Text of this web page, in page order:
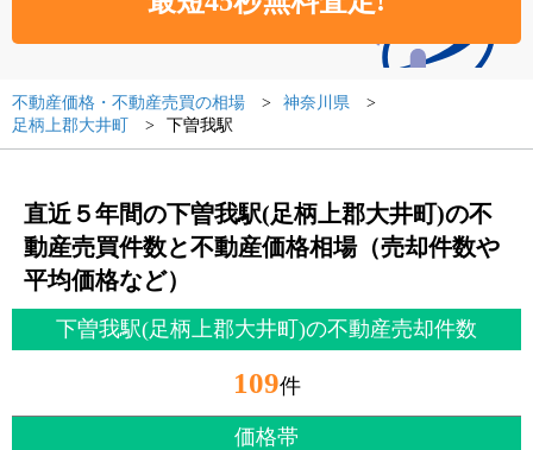
不動産価格・不動産売買の相場
神奈川県
足柄上郡大井町
下曽我駅
直近５年間の下曽我駅(足柄上郡大井町)の不
動産売買件数と不動産価格相場（売却件数や
平均価格など）
下曽我駅(足柄上郡大井町)の不動産売却件数
109件
価格帯